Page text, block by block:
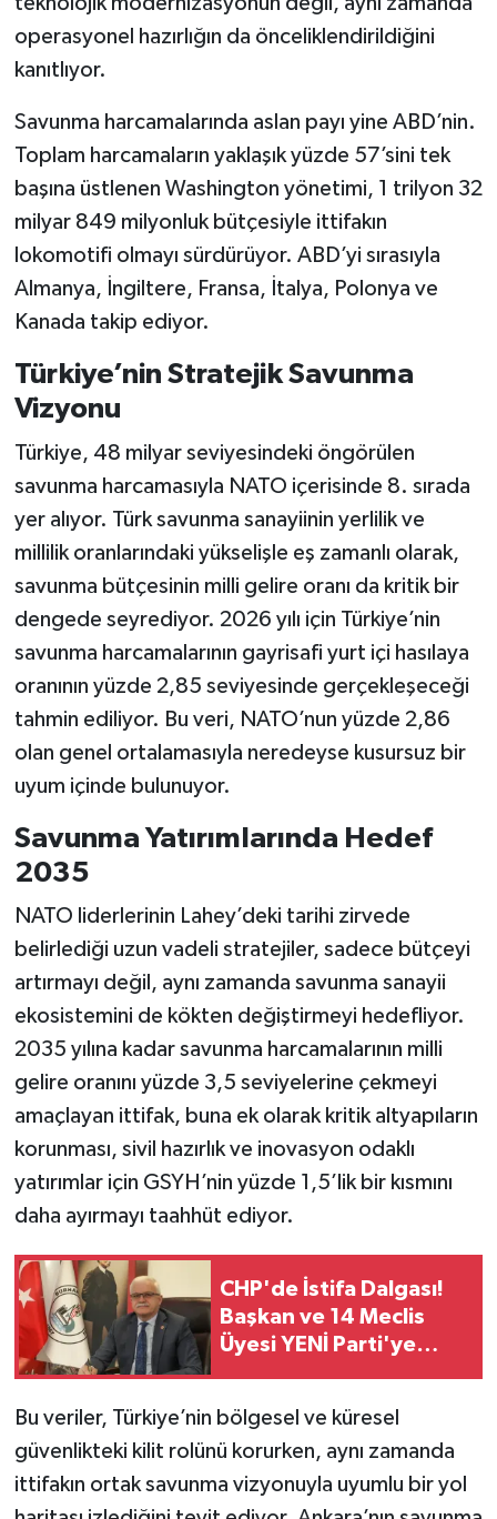
operasyonel hazırlığın da önceliklendirildiğini
kanıtlıyor.
Savunma harcamalarında aslan payı yine ABD’nin.
Toplam harcamaların yaklaşık yüzde 57’sini tek
başına üstlenen Washington yönetimi, 1 trilyon 32
milyar 849 milyonluk bütçesiyle ittifakın
lokomotifi olmayı sürdürüyor. ABD’yi sırasıyla
Almanya, İngiltere, Fransa, İtalya, Polonya ve
Kanada takip ediyor.
Türkiye’nin Stratejik Savunma
Vizyonu
Türkiye, 48 milyar seviyesindeki öngörülen
savunma harcamasıyla NATO içerisinde 8. sırada
yer alıyor. Türk savunma sanayiinin yerlilik ve
millilik oranlarındaki yükselişle eş zamanlı olarak,
savunma bütçesinin milli gelire oranı da kritik bir
dengede seyrediyor. 2026 yılı için Türkiye’nin
savunma harcamalarının gayrisafi yurt içi hasılaya
oranının yüzde 2,85 seviyesinde gerçekleşeceği
tahmin ediliyor. Bu veri, NATO’nun yüzde 2,86
olan genel ortalamasıyla neredeyse kusursuz bir
uyum içinde bulunuyor.
Savunma Yatırımlarında Hedef
2035
NATO liderlerinin Lahey’deki tarihi zirvede
belirlediği uzun vadeli stratejiler, sadece bütçeyi
artırmayı değil, aynı zamanda savunma sanayii
ekosistemini de kökten değiştirmeyi hedefliyor.
2035 yılına kadar savunma harcamalarının milli
gelire oranını yüzde 3,5 seviyelerine çekmeyi
amaçlayan ittifak, buna ek olarak kritik altyapıların
korunması, sivil hazırlık ve inovasyon odaklı
yatırımlar için GSYH’nin yüzde 1,5’lik bir kısmını
daha ayırmayı taahhüt ediyor.
CHP'de İstifa Dalgası!
Başkan ve 14 Meclis
Üyesi YENİ Parti'ye
Bu veriler, Türkiye’nin bölgesel ve küresel
güvenlikteki kilit rolünü korurken, aynı zamanda
ittifakın ortak savunma vizyonuyla uyumlu bir yol